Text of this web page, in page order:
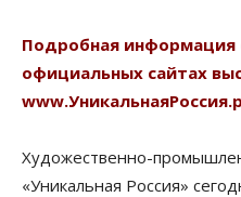
Подробная информация
официальных сайтах
Художественно-
«Уникальная Россия»